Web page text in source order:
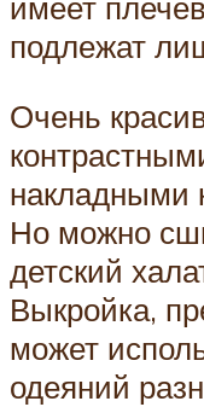
подлежат
Очень
накладными
Но можно
детский
Выкройка,
может
одеяний